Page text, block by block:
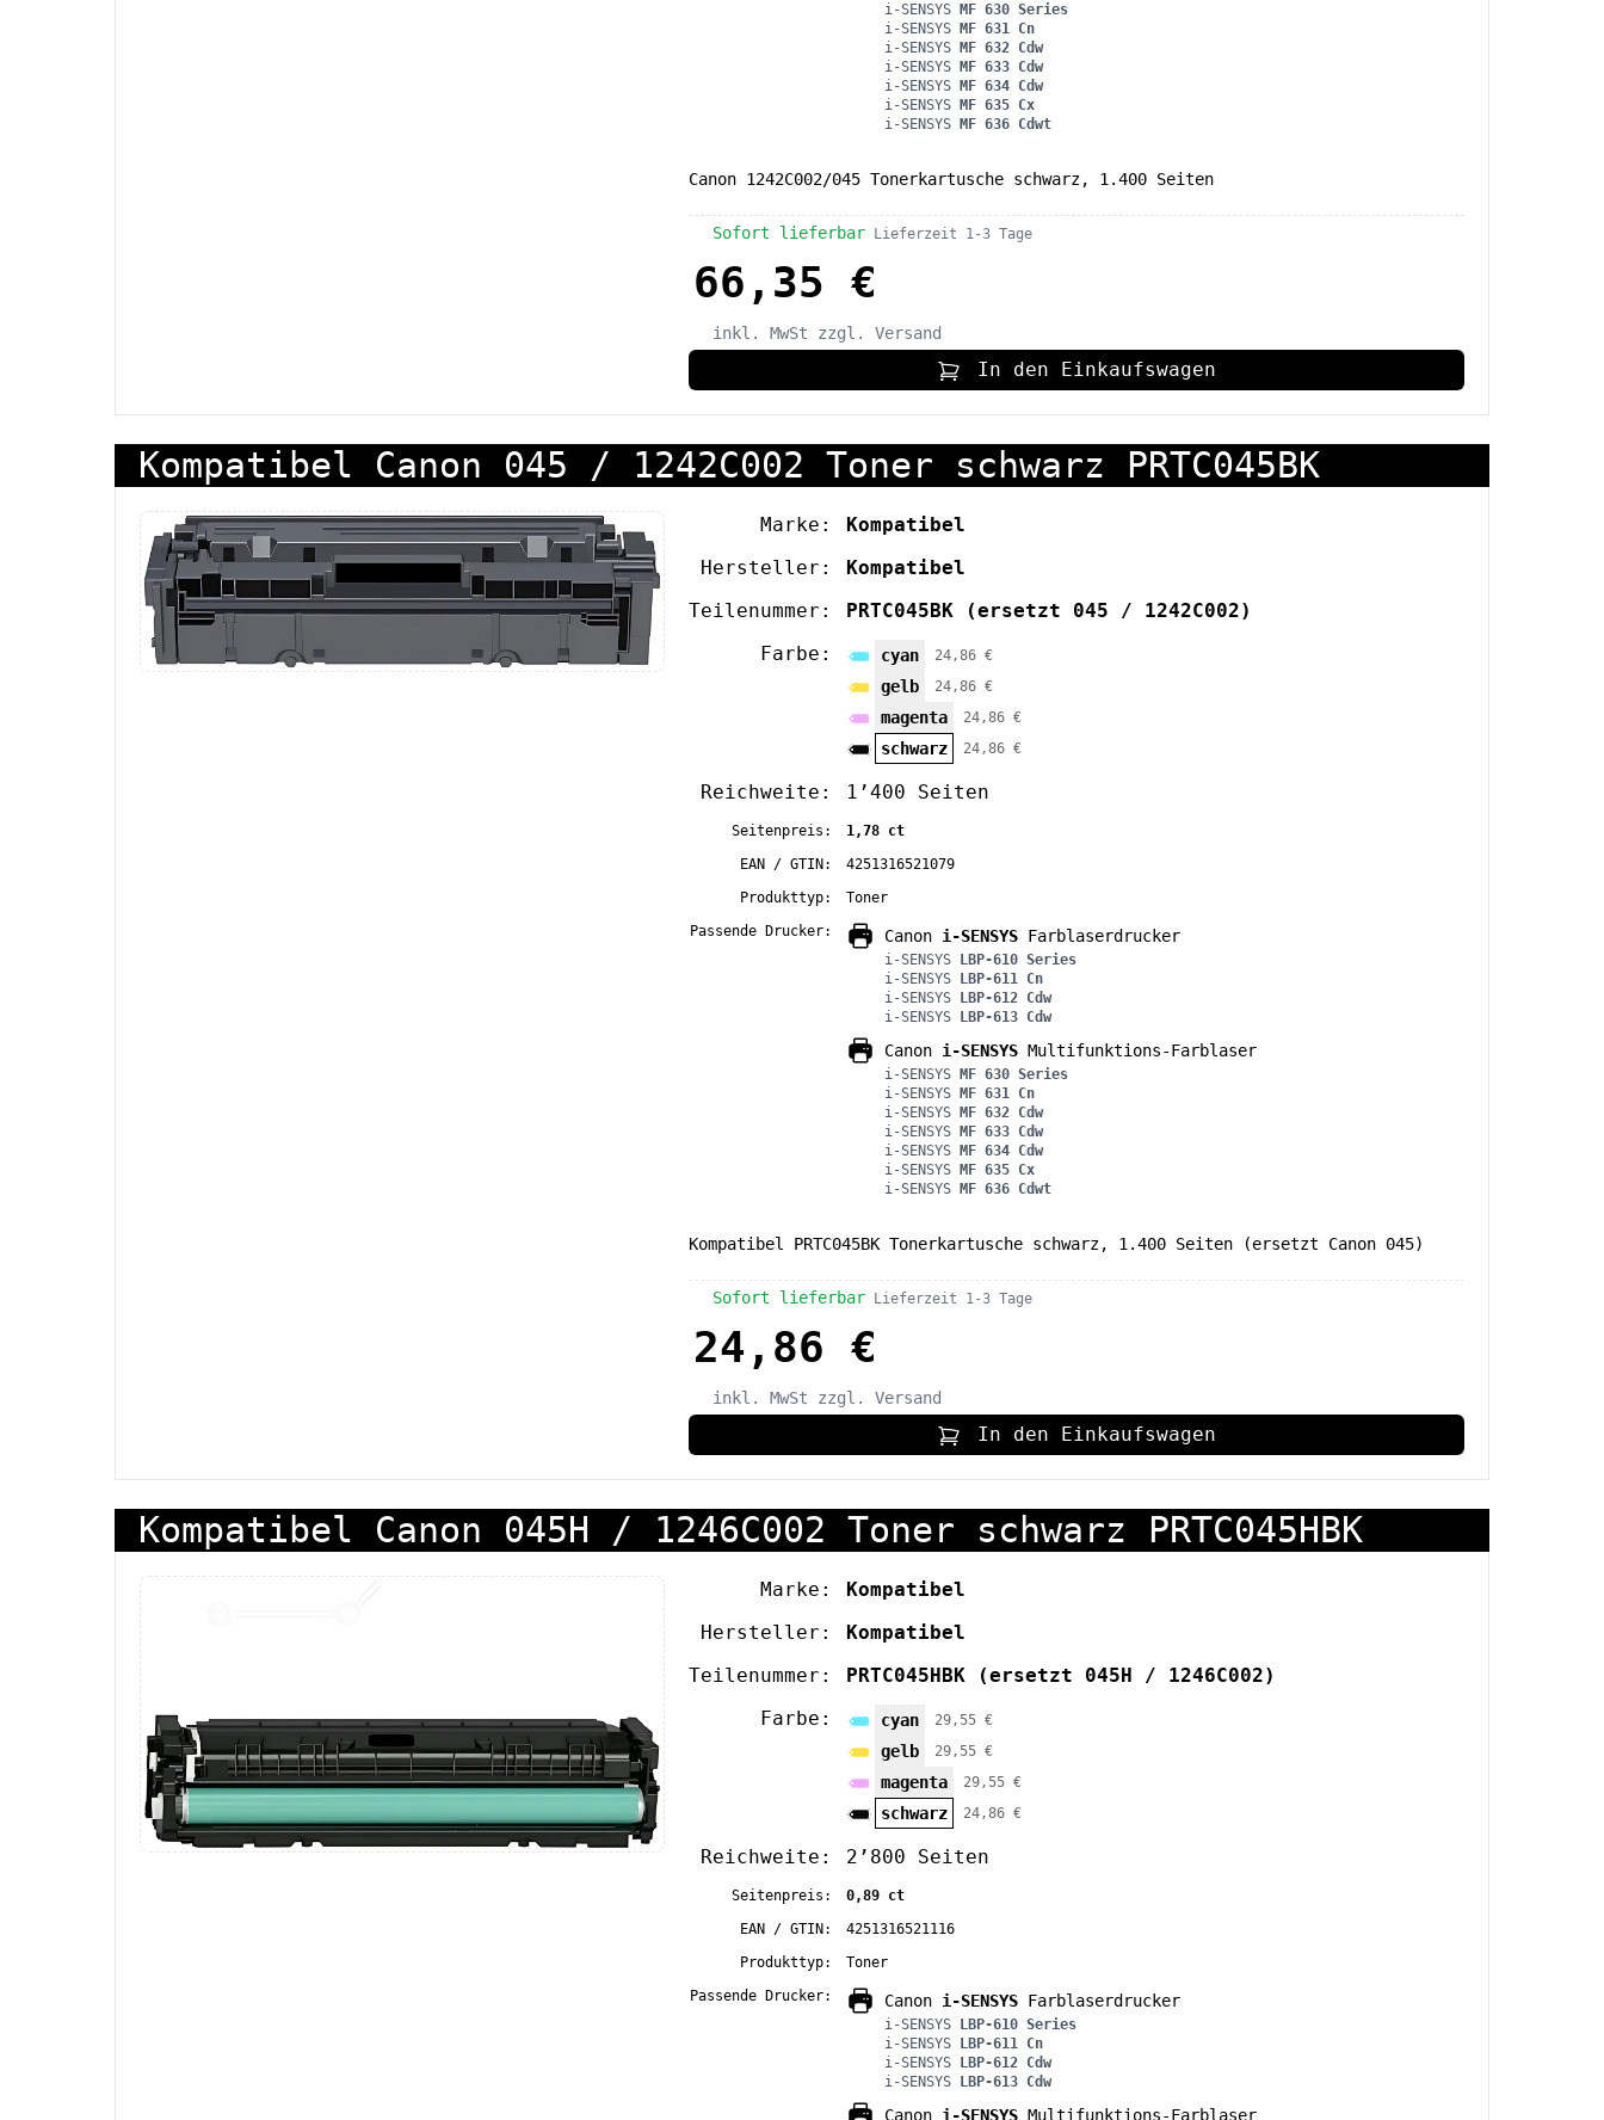
i-SENSYS MF 630 Series
i-SENSYS MF 631 Cn
i-SENSYS MF 632 Cdw
i-SENSYS MF 633 Cdw
i-SENSYS MF 634 Cdw
i-SENSYS MF 635 Cx
i-SENSYS MF 636 Cdwt
Canon 1242C002/045 Tonerkartusche schwarz, 1.400 Seiten
Sofort lieferbar Lieferzeit 1-3 Tage
66,35 €
inkl. MwSt zzgl. Versand
In den Einkaufswagen
Kompatibel Canon 045 / 1242C002 Toner schwarz PRTC045BK
Marke:
Kompatibel
Hersteller:
Kompatibel
Teilenummer:
PRTC045BK
(ersetzt 045 / 1242C002)
Farbe:
cyan 24,86 €
gelb 24,86 €
magenta 24,86 €
schwarz 24,86 €
Reichweite: 1’400 Seiten
Seitenpreis:
1,78 ct
EAN / GTIN:
4251316521079
Produkttyp:
Toner
Passende Drucker:
Canon i-SENSYS Farblaserdrucker
i-SENSYS LBP-610 Series
i-SENSYS LBP-611 Cn
i-SENSYS LBP-612 Cdw
i-SENSYS LBP-613 Cdw
Canon i-SENSYS Multifunktions-Farblaser
i-SENSYS MF 630 Series
i-SENSYS MF 631 Cn
i-SENSYS MF 632 Cdw
i-SENSYS MF 633 Cdw
i-SENSYS MF 634 Cdw
i-SENSYS MF 635 Cx
i-SENSYS MF 636 Cdwt
Kompatibel PRTC045BK Tonerkartusche schwarz, 1.400 Seiten (ersetzt Canon 045)
Sofort lieferbar Lieferzeit 1-3 Tage
24,86 €
inkl. MwSt zzgl. Versand
In den Einkaufswagen
Kompatibel Canon 045H / 1246C002 Toner schwarz PRTC045HBK
Marke:
Kompatibel
Hersteller:
Kompatibel
Teilenummer:
PRTC045HBK
(ersetzt 045H / 1246C002)
Farbe:
cyan 29,55 €
gelb 29,55 €
magenta 29,55 €
schwarz 24,86 €
Reichweite: 2’800 Seiten
Seitenpreis:
0,89 ct
EAN / GTIN:
4251316521116
Produkttyp:
Toner
Passende Drucker:
Canon i-SENSYS Farblaserdrucker
i-SENSYS LBP-610 Series
i-SENSYS LBP-611 Cn
i-SENSYS LBP-612 Cdw
i-SENSYS LBP-613 Cdw
Canon i-SENSYS Multifunktions-Farblaser